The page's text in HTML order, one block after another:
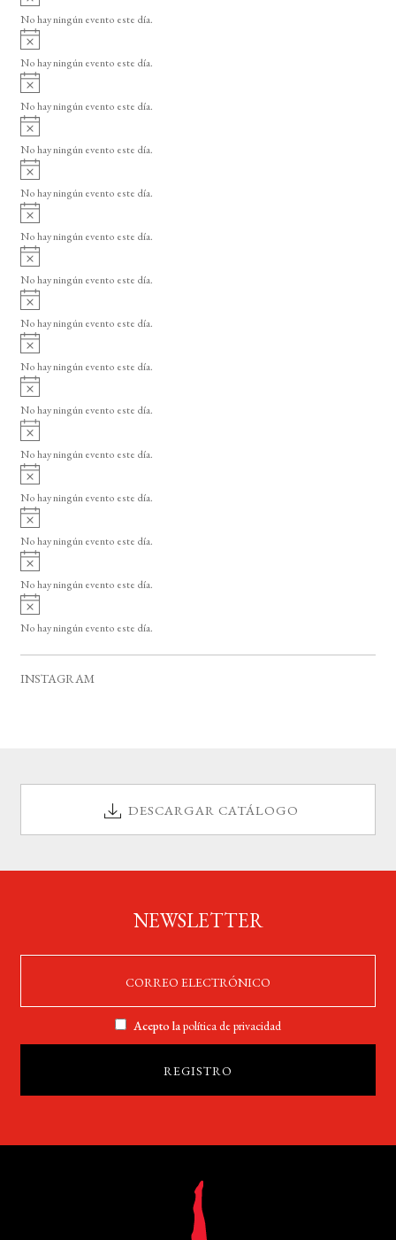
o
v
i
o
No hay ningún evento este día.
A
v
i
o
No hay ningún evento este día.
A
v
i
o
No hay ningún evento este día.
A
v
i
o
No hay ningún evento este día.
A
v
i
o
No hay ningún evento este día.
A
v
i
o
No hay ningún evento este día.
A
v
i
o
No hay ningún evento este día.
A
v
i
o
No hay ningún evento este día.
A
v
i
o
No hay ningún evento este día.
A
v
i
o
No hay ningún evento este día.
A
v
i
o
No hay ningún evento este día.
A
v
i
o
No hay ningún evento este día.
A
v
i
o
No hay ningún evento este día.
A
v
i
o
No hay ningún evento este día.
A
v
i
No hay ningún evento este día.
INSTAGRAM
DESCARGAR CATÁLOGO
NEWSLETTER
Acepto lapolítica de privacidad